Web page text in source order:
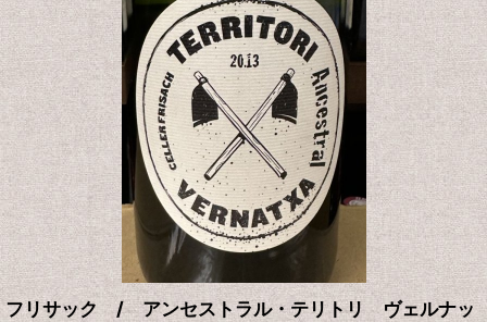
フリサック / アンセストラル・テリトリ ヴェルナッ